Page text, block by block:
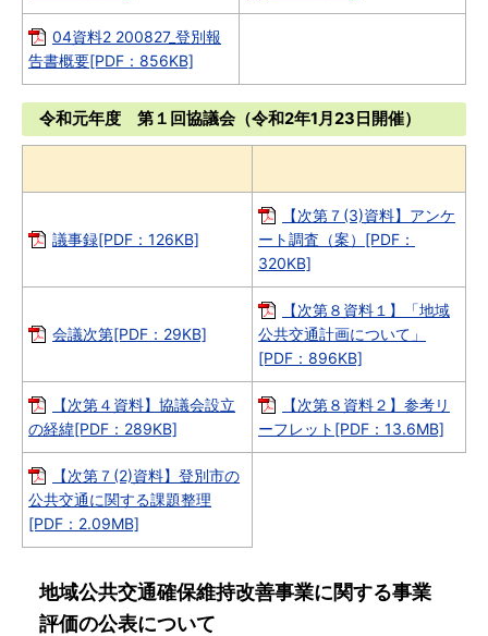
04資料2 200827_登別報
告書概要[PDF：856KB]
令和元年度 第１回協議会（令和2年1月23日開催）
議事録[PDF：126KB]
【次第７(3)資料】アンケ
ート調査（案）[PDF：
320KB]
会議次第[PDF：29KB]
【次第８資料１】「地域
公共交通計画について」
[PDF：896KB]
【次第４資料】協議会設立
の経緯[PDF：289KB]
【次第８資料２】参考リ
ーフレット[PDF：13.6MB]
【次第７(2)資料】登別市の
公共交通に関する課題整理
[PDF：2.09MB]
地域公共交通確保維持改善事業に関する事業
評価の公表について